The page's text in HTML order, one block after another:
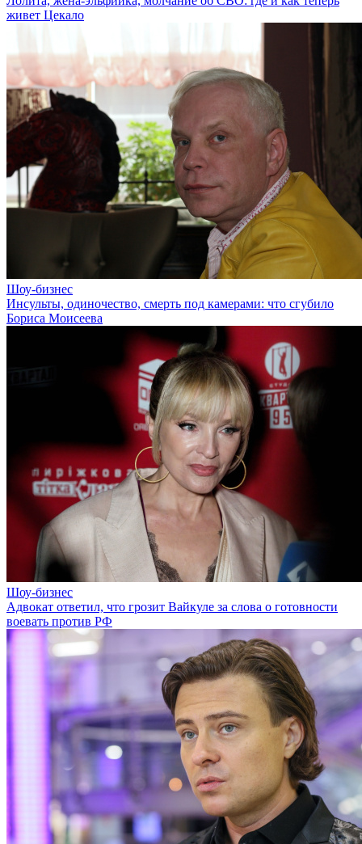
живет Цекало
Шоу-бизнес
Инсульты, одиночество, смерть под камерами: что сгубило
Бориса Моисеева
Шоу-бизнес
Адвокат ответил, что грозит Вайкуле за слова о готовности
воевать против РФ